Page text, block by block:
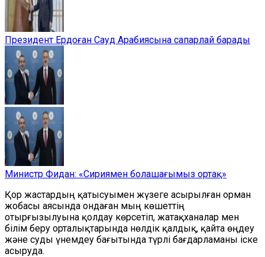
Президент Ердоған Сауд Арабиясына сапарлай барады
Министр Фидан: «Сириямен болашағымыз ортақ»
Қор жастардың қатысуымен жүзеге асырылған орман
жобасы аясында ондаған мың көшеттің
отырғызылуына қолдау көрсетіп, жатақханалар мен
білім беру орталықтарында нөлдік қалдық, қайта өңдеу
және суды үнемдеу бағытында түрлі бағдарламаны іске
асыруда.